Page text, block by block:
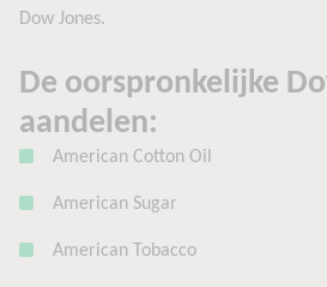
Dow Jones.
De oorspronkelijke
aandelen:
American Cotton Oil
American Sugar
American Tobacco